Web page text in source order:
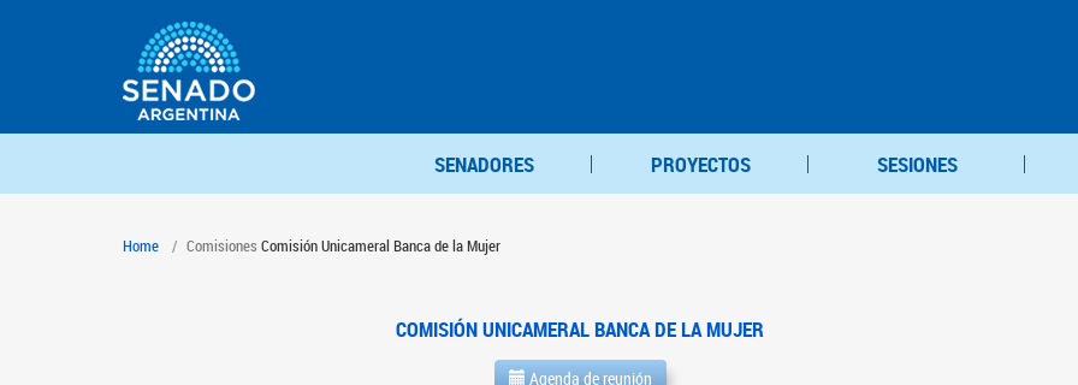
SENADORES PROYECTOS SESIONES
Home Comisiones Comisión Unicameral Banca de la Mujer
COMISIÓN UNICAMERAL BANCA DE LA MUJER
Agenda de reunión